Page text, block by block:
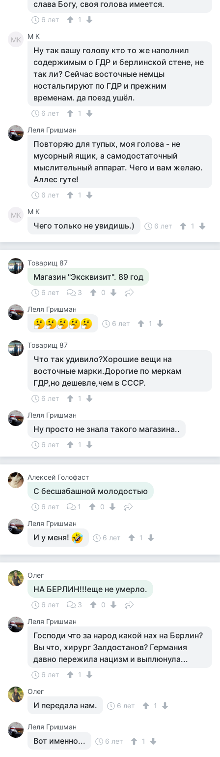
слава Богу, своя голова имеется.
6 лет 1
MК M К
Ну так вашу голову кто то же наполнил
содержимым о ГДР и берлинской стене, не
так ли? Сейчас восточные немцы
ностальгируют по ГДР и прежним
временам. да поезд ушёл.
6 лет
1
Леля Гришман
Повторяю для тупых, моя голова - не
мусорный ящик, а самодостаточный
мыслительный аппарат. Чего и вам желаю.
Аллес гуте!
6 лет 1
MК M К
Чего только не увидишь.) 6 лет 1
Товарищ 87
Магазин "Эксквизит". 89 год
6 лет 3
0
Леля Гришман
6 лет
1
Товарищ 87
Что так удивило?Хорошие вещи на
восточные марки.Дорогие по меркам
ГДР,но дешевле,чем в СССР.
6 лет
1
Леля Гришман
Ну просто не знала такого магазина..
6 лет 1
Алексей Голофаст
С бесшабашной молодостью
6 лет 1
0
Леля Гришман
И у меня! 6 лет 1
Олег
НА БЕРЛИН!!!еще не умерло.
6 лет 3
0
Леля Гришман
Господи что за народ какой нах на Берлин?
Вы что, хирург Залдостанов? Германия
давно пережила нацизм и выплюнула...
6 лет
1
Олег
И передала нам. 6 лет 1
Леля Гришман
Вот именно... 6 лет 1